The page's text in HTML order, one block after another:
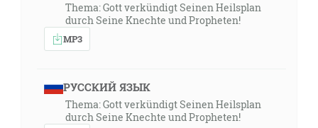
Thema: Gott verkündigt Seinen Heilsplan
durch Seine Knechte und Propheten!
MP3
РУССКИЙ ЯЗЫК
Thema: Gott verkündigt Seinen Heilsplan
durch Seine Knechte und Propheten!